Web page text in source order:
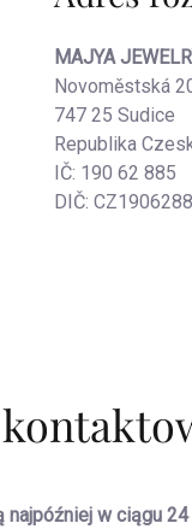
MAJYA
Novoměstská
747 25 Sudice
Republika
IČ: 190 62 885
DIČ:
najpóźniej w ciągu